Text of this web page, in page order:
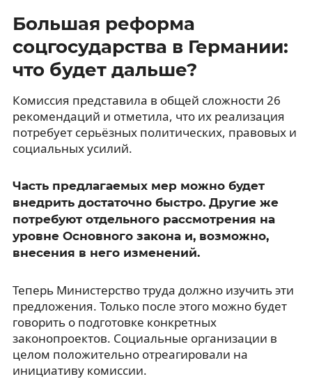
Большая реформа
соцгосударства в Германии:
что будет дальше?
Комиссия представила в общей сложности 26
рекомендаций и отметила, что их реализация
потребует серьёзных политических, правовых и
социальных усилий.
Часть предлагаемых мер можно будет
внедрить достаточно быстро. Другие же
потребуют отдельного рассмотрения на
уровне Основного закона и, возможно,
внесения в него изменений.
Теперь Министерство труда должно изучить эти
предложения. Только после этого можно будет
говорить о подготовке конкретных
законопроектов. Социальные организации в
целом положительно отреагировали на
инициативу комиссии.